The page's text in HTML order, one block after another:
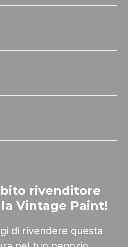
rivenditore
Vintage Paint!
di rivendere questa